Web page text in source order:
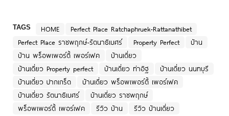
TAGS HOME
Perfect Place Ratchaphruek-Rattanathibet
Perfect Place ราชพฤกษ์-รัตนาธิเบศร์
Property Perfect
บ้าน
บ้าน พร็อพเพอร์ตี้ เพอร์เฟค
บ้านเดี่ยว
บ้านเดี่ยว Property perfect
บ้านเดี่ยว ท่าอิฐ
บ้านเดี่ยว นนทบุรี
บ้านเดี่ยว ปากเกร็ด
บ้านเดี่ยว พร็อพเพอร์ตี้ เพอร์เฟค
บ้านเดี่ยว รัตนาธิเบศร์
บ้านเดี่ยว ราชพฤกษ์
พร็อพเพอร์ตี้ เพอร์เฟค
รีวิว บ้าน รีวิว บ้านเดี่ยว